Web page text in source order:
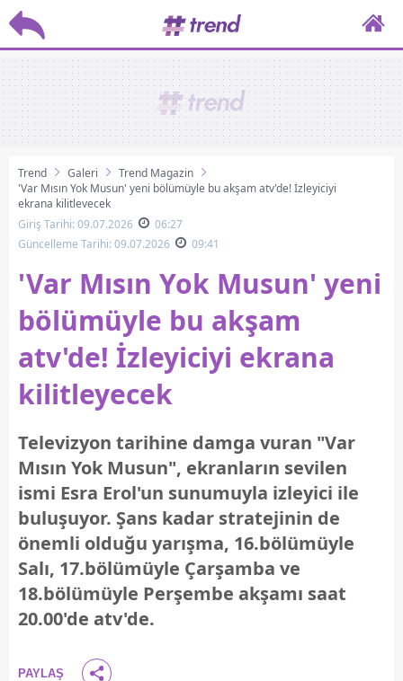
Trend Galeri
Trend Magazin
'Var Mısın Yok Musun' yeni bölümüyle bu akşam atv'de! İzleyiciyi
ekrana kilitleyecek
Giriş Tarihi: 09.07.2026
06:27
Güncelleme Tarihi: 09.07.2026
09:41
'Var Mısın Yok Musun' yeni
bölümüyle bu akşam
atv'de! İzleyiciyi ekrana
kilitleyecek
Televizyon tarihine damga vuran "Var
Mısın Yok Musun", ekranların sevilen
ismi Esra Erol'un sunumuyla izleyici ile
buluşuyor. Şans kadar stratejinin de
önemli olduğu yarışma, 16.bölümüyle
Salı, 17.bölümüyle Çarşamba ve
18.bölümüyle Perşembe akşamı saat
20.00'de atv'de.
PAYLAŞ